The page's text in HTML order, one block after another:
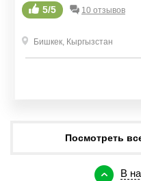
5/5 10 отзывов
Бишкек, Кыргызстан
Посмотреть
В